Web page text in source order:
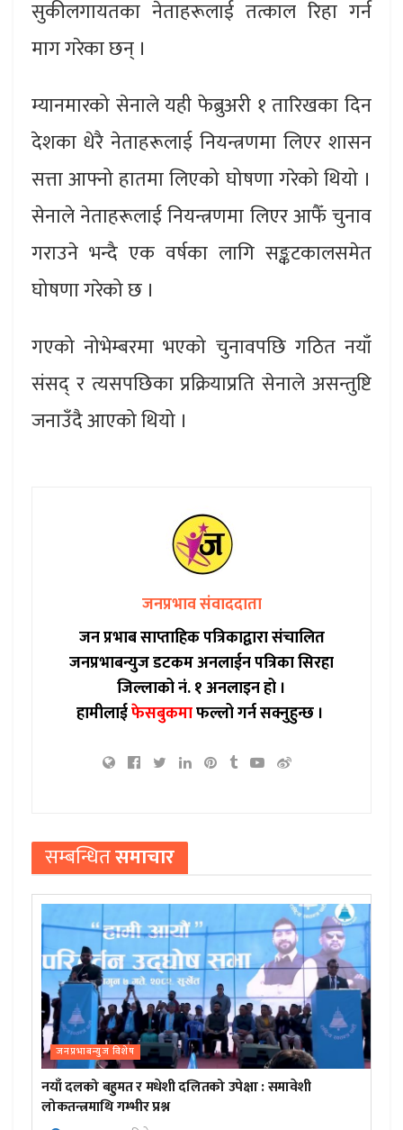
सुकीलगायतका नेताहरूलाई तत्काल रिहा गर्न
माग गरेका छन् ।
म्यानमारको सेनाले यही फेब्रुअरी १ तारिखका दिन
देशका धेरै नेताहरूलाई नियन्त्रणमा लिएर शासन
सत्ता आफ्नो हातमा लिएको घोषणा गरेको थियो ।
सेनाले नेताहरूलाई नियन्त्रणमा लिएर आफैँ चुनाव
गराउने भन्दै एक वर्षका लागि सङ्कटकालसमेत
घोषणा गरेको छ ।
गएको नोभेम्बरमा भएको चुनावपछि गठित नयाँ
संसद् र त्यसपछिका प्रक्रियाप्रति सेनाले असन्तुष्टि
जनाउँदै आएको थियो ।
जनप्रभाव संवाददाता
जन प्रभाब साप्ताहिक पत्रिकाद्वारा संचालित
जनप्रभाबन्युज डटकम अनलाईन पत्रिका सिरहा
जिल्लाको नं. १ अनलाइन हो ।
हामीलाईफेसबुकमाफल्लो गर्न सक्नुहुन्छ ।
सम्बन्धितसमाचार
जनप्रभाबन्युज विशेष
नयाँ दलको बहुमत र मधेशी दलितको उपेक्षा : समावेशी
लोकतन्त्रमाथि गम्भीर प्रश्न